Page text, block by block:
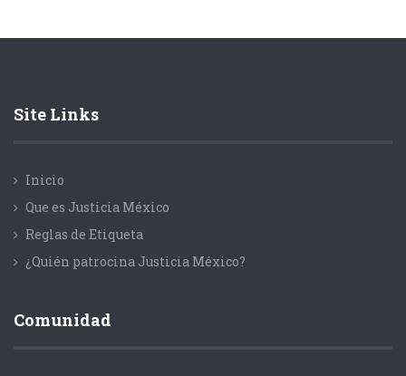
Site Links
Inicio
Que es Justicia México
Reglas de Etiqueta
¿Quién patrocina Justicia México?
Comunidad